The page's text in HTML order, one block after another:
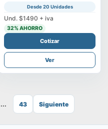
Desde 20 Unidades
Und. $1490 + iva
32% AHORRO
Cotizar
Ver
... 43 Siguiente